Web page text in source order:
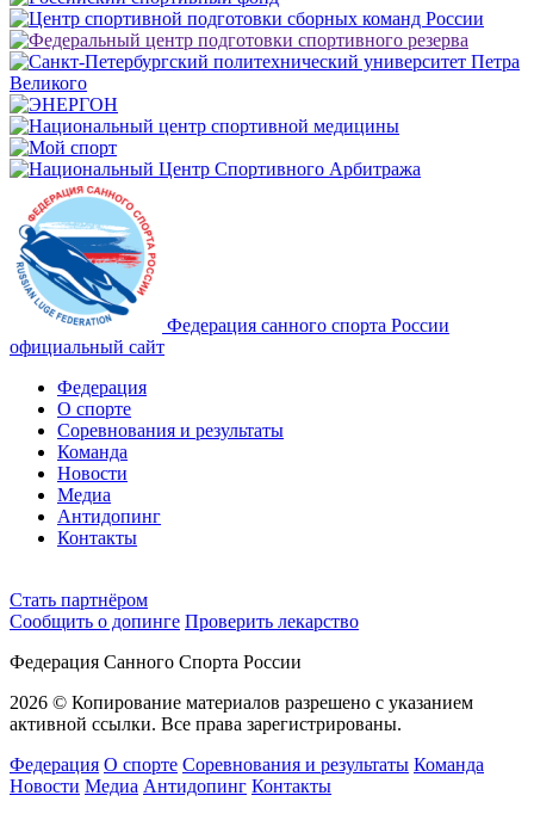
Федерация санного спорта России
официальный сайт
Федерация
О спорте
Соревнования и результаты
Команда
Новости
Медиа
Антидопинг
Контакты
Cтать партнёром
Сообщить о допинге Проверить лекарство
Федерация Санного Спорта России
2026 © Копирование материалов разрешено с указанием
активной ссылки. Все права зарегистрированы.
Федерация О спорте Соревнования и результаты Команда
Новости Медиа Антидопинг Контакты